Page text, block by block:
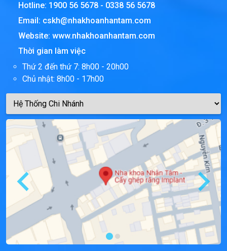
Hotline: 1900 56 5678 - 0338 56 5678
Email: cskh@nhakhoanhantam.com
Website: www.nhakhoanhantam.com
Thời gian làm việc
Thứ 2 đến thứ 7: 8h00 - 20h00
Chủ nhật: 8h00 - 17h00